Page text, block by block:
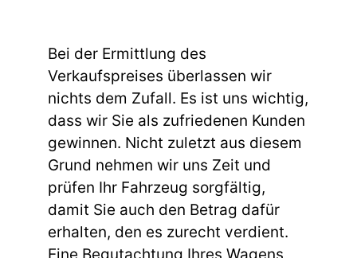
Bei der Ermittlung des
Verkaufspreises überlassen wir
nichts dem Zufall. Es ist uns wichtig,
dass wir Sie als zufriedenen Kunden
gewinnen. Nicht zuletzt aus diesem
Grund nehmen wir uns Zeit und
prüfen Ihr Fahrzeug sorgfältig,
damit Sie auch den Betrag dafür
erhalten, den es zurecht verdient.